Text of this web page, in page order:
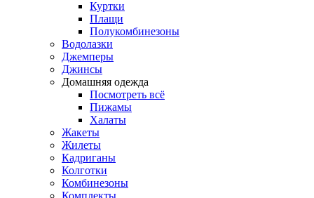
Куртки
Плащи
Полукомбинезоны
Водолазки
Джемперы
Джинсы
Домашняя одежда
Посмотреть всё
Пижамы
Халаты
Жакеты
Жилеты
Кадриганы
Колготки
Комбинезоны
Комплекты